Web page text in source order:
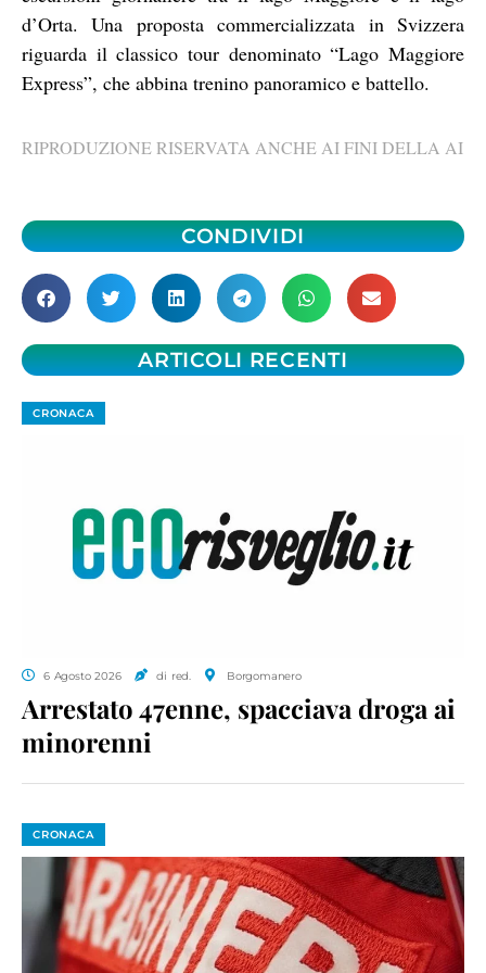
d’Orta. Una proposta commercializzata in Svizzera
riguarda il classico tour denominato “Lago Maggiore
Express”, che abbina trenino panoramico e battello.
RIPRODUZIONE RISERVATA ANCHE AI FINI DELLA AI
CONDIVIDI
ARTICOLI RECENTI
CRONACA
6 Agosto 2026 di red. Borgomanero
Arrestato 47enne, spacciava droga ai
minorenni
CRONACA